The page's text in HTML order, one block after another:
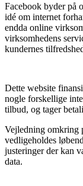
Facebook byder på
idé om internet
endda online
virksomhedens
kundernes
Dette website
nogle forskellige
tilbud, og tager
Vejledning omkring
vedligeholdes
justeringer der kan
data.